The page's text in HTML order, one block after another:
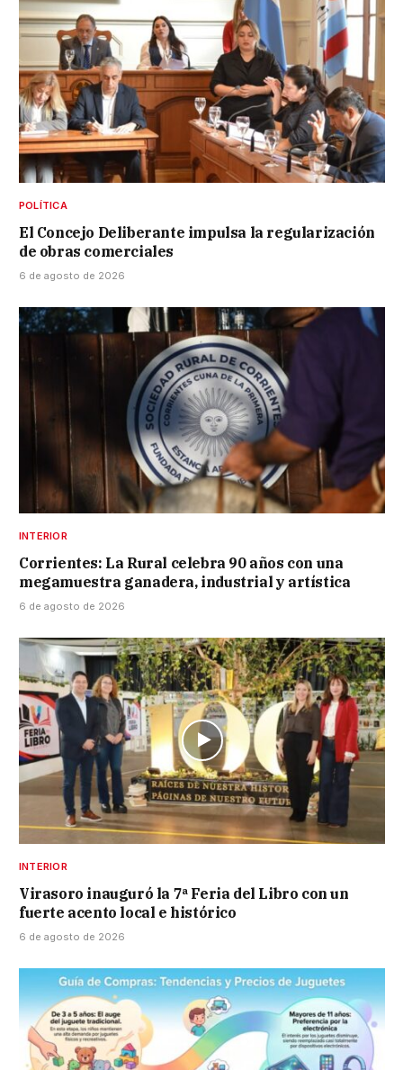
POLÍTICA
El Concejo Deliberante impulsa la regularización
de obras comerciales
6 de agosto de 2026
INTERIOR
Corrientes: La Rural celebra 90 años con una
megamuestra ganadera, industrial y artística
6 de agosto de 2026
INTERIOR
Virasoro inauguró la 7ª Feria del Libro con un
fuerte acento local e histórico
6 de agosto de 2026